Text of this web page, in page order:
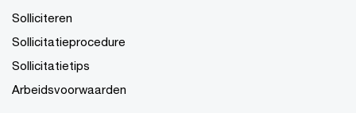
Solliciteren
Sollicitatieprocedure
Sollicitatietips
Arbeidsvoorwaarden